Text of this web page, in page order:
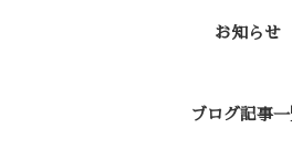
お知らせ
ブログ記事